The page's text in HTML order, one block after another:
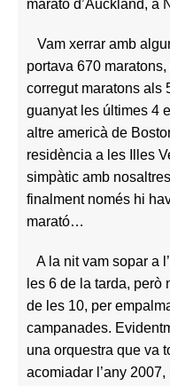
marató d’Auckland, a
Vam xerrar amb
portava 670
corregut maratons als
guanyat les últimes 4
altre americà de
residència a les Illes
simpàtic amb
finalment només hi
marató…
A la nit vam sopar a
les 6 de la tarda, però
de les 10, per
campanades.
una orquestra que va
acomiadar l’any